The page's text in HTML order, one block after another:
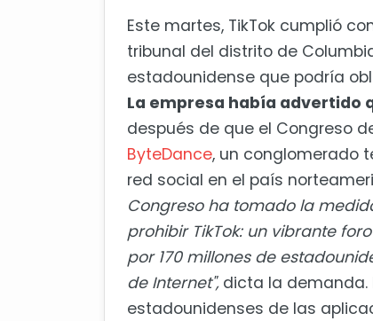
Este martes, TikTok cumplió
tribunal del distrito de
estadounidense que podría
La empresa había advertido
después de que el Congreso
ByteDance, un conglomerado
red social en el país
Congreso ha tomado la
prohibir TikTok: un vibrante
por 170 millones de
de Internet",dicta la demanda.
estadounidenses de las